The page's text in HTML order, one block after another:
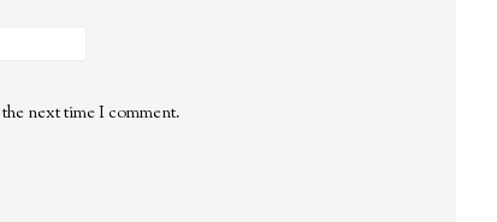
next time I comment.